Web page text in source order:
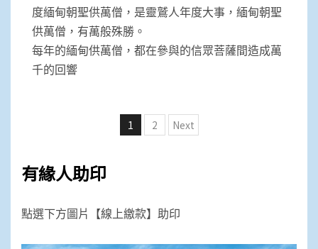
度緬甸朝聖供萬僧，是靈鷲人年度大事，緬甸朝聖
供萬僧，有萬般殊勝。
每年的緬甸供萬僧，都在參與的信眾菩薩間造成萬
千的回響
文
1 2 Next
有緣人助印
點選下方圖片【線上繳款】助印